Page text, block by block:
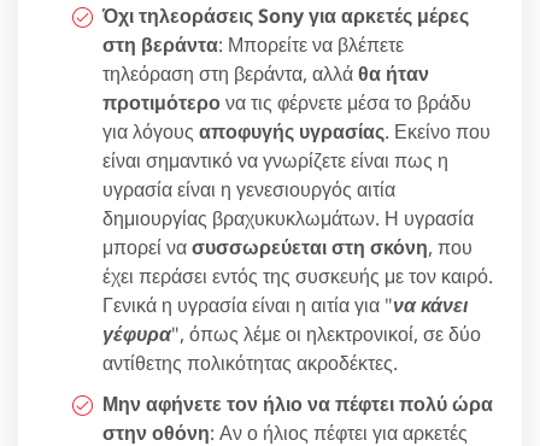
Όχι τηλεοράσεις Sony για αρκετές μέρες
στη βεράντα: Μπορείτε να βλέπετε
τηλεόραση στη βεράντα, αλλάθα ήταν
προτιμότερονα τις φέρνετε μέσα το βράδυ
για λόγους αποφυγής υγρασίας. Εκείνο που
είναι σημαντικό να γνωρίζετε είναι πως η
υγρασία είναι η γενεσιουργός αιτία
δημιουργίας βραχυκυκλωμάτων. Η υγρασία
μπορεί νασυσσωρεύεται στη σκόνη, που
έχει περάσει εντός της συσκευής με τον καιρό.
Γενικά η υγρασία είναι η αιτία για "να κάνει
γέφυρα", όπως λέμε οι ηλεκτρονικοί, σε δύο
αντίθετης πολικότητας ακροδέκτες.
Μην αφήνετε τον ήλιο να πέφτει πολύ ώρα
στην οθόνη: Αν ο ήλιος πέφτει για αρκετές